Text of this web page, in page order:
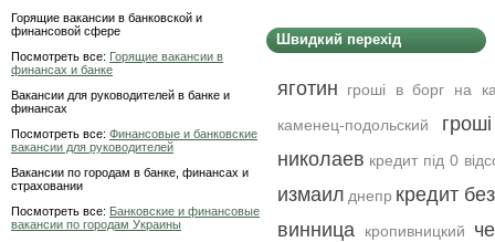
Горящие вакансии в банковской и
финансовой сфере
Посмотреть все: Горящие вакансии в
финансах и банке
Вакансии для руководителей в банке и
финансах
Посмотреть все: Финансовые и банковские
вакансии для руководителей
Вакансии по городам в банке, финансах и
страховании
Посмотреть все: Банковские и финансовые
вакансии по городам Украины
Швидкий перехід
яготин
гроші в борг на
каменец-подольский
николаев кредит під 0
измаил днепр кредит
винница
кропивницкий